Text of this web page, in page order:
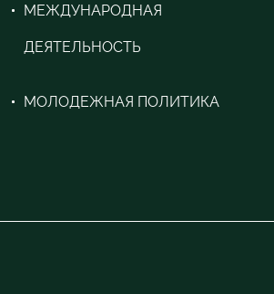
МЕЖДУНАРОДНАЯ
ДЕЯТЕЛЬНОСТЬ
МОЛОДЕЖНАЯ ПОЛИТИКА